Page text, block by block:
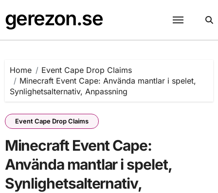
to
content
gerezon.se
Home
Event Cape Drop Claims
Minecraft Event Cape: Använda mantlar i spelet,
Synlighetsalternativ, Anpassning
Event Cape Drop Claims
Minecraft Event Cape:
Använda mantlar i spelet,
Synlighetsalternativ,